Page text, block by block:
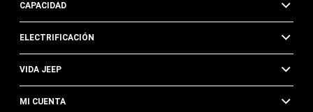
CAPACIDAD
ELECTRIFICACIÓN
VIDA JEEP
MI CUENTA